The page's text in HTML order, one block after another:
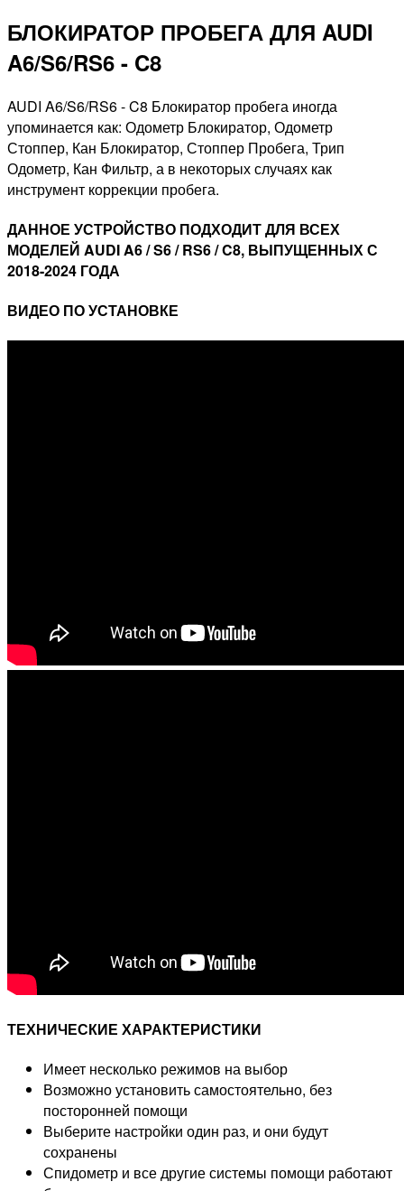
БЛОКИРАТОР ПРОБЕГА ДЛЯ AUDI
A6/S6/RS6 - C8
AUDI A6/S6/RS6 - C8 Блокиратор пробега иногда
упоминается как: Одометр Блокиратор, Одометр
Стоппер, Кан Блокиратор, Стоппер Пробега, Трип
Одометр, Кан Фильтр, а в некоторых случаях как
инструмент коррекции пробега.
ДАННОЕ УСТРОЙСТВО ПОДХОДИТ ДЛЯ ВСЕХ
МОДЕЛЕЙ AUDI A6 / S6 / RS6 / C8, ВЫПУЩЕННЫХ С
2018-2024 ГОДА
ВИДЕО ПО УСТАНОВКЕ
ТЕХНИЧЕСКИЕ ХАРАКТЕРИСТИКИ
Имеет несколько режимов на выбор
Возможно установить самостоятельно, без
посторонней помощи
Выберите настройки один раз, и они будут
сохранены
Спидометр и все другие системы помощи работают